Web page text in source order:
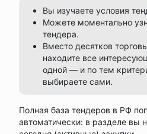
Вы изучаете условия
Можете моментально
тендера.
Вместо десятков
находите все
одной — и по тем
выбираете сами.
Полная база тендеров в РФ
автоматически: в разделе вы